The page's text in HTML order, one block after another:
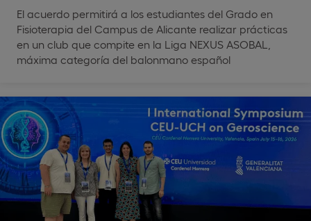
El acuerdo permitirá a los estudiantes del Grado en
Fisioterapia del Campus de Alicante realizar prácticas
en un club que compite en la Liga NEXUS ASOBAL,
máxima categoría del balonmano español